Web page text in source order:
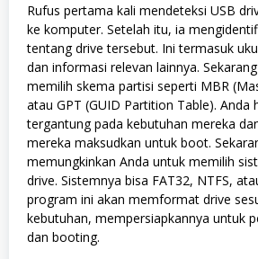
Rufus pertama kali mendeteksi USB
ke komputer. Setelah itu, ia
tentang drive tersebut. Ini termasuk
dan informasi relevan lainnya.
memilih skema partisi seperti MBR
atau GPT (GUID Partition Table). Anda
tergantung pada kebutuhan mereka
mereka maksudkan untuk boot.
memungkinkan Anda untuk memilih
drive. Sistemnya bisa FAT32, NTFS,
program ini akan memformat drive
kebutuhan, mempersiapkannya untuk
dan booting.